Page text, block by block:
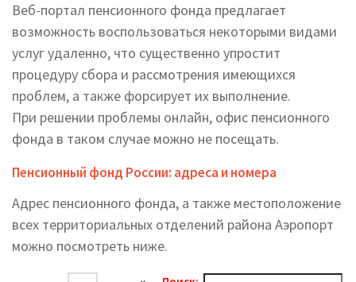
Веб-портал пенсионного фонда предлагает
возможность воспользоваться некоторыми видами
услуг удаленно, что существенно упростит
процедуру сбора и рассмотрения имеющихся
проблем, а также форсирует их выполнение.
При решении проблемы онлайн, офис пенсионного
фонда в таком случае можно не посещать.
Пенсионный фонд России: адреса и номера
Адрес пенсионного фонда, а также местоположение
всех территориальных отделений района Аэропорт
можно посмотреть ниже.